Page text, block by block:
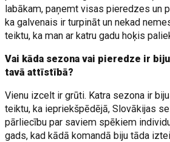
labākam, paņemt visas pieredzes un
ka galvenais ir turpināt un nekad
teiktu, ka man ar katru gadu hoķis
Vai kāda sezona vai pieredze ir
tavā attīstībā?
Vienu izcelt ir grūti. Katra sezona ir
teiktu, ka iepriekšpēdējā, Slovākijas
pārliecību par saviem spēkiem
gads, kad kādā komandā biju tāda